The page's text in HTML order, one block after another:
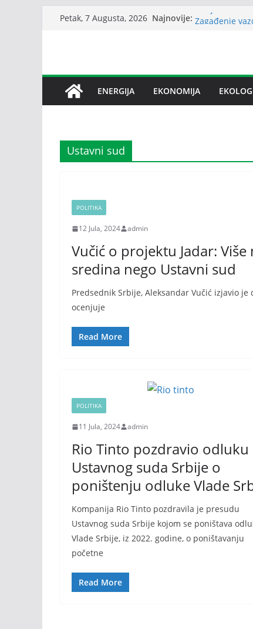
Petak, 7 Augusta, 2026 Najnovije: Srbija:
Sindikat
I zvanično
Slovenije u
Bez
ENERGIJA EKONOMIJA
Ustavni sud
POLITIKA
12 Jula, 2024 admin
Vučić o projektu Jadar:
sredina nego Ustavni sud
Predsednik Srbije, Aleksandar Vučić izjavio
ocenjuje
Read More
POLITIKA
11 Jula, 2024 admin
Rio Tinto pozdravio odluku
Ustavnog suda Srbije o
poništenju odluke Vlade
Kompanija Rio Tinto pozdravila je presudu
Ustavnog suda Srbije kojom se poništava
Vlade Srbije, iz 2022. godine, o poništavanju
početne
Read More